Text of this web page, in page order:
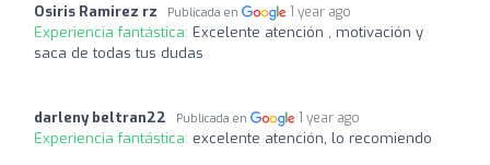
Osiris Ramirez rz Publicada en 1 year ago
Experiencia fantástica: Excelente atención , motivación y
saca de todas tus dudas
darleny beltran22 Publicada en 1 year ago
Experiencia fantástica: excelente atención, lo recomiendo